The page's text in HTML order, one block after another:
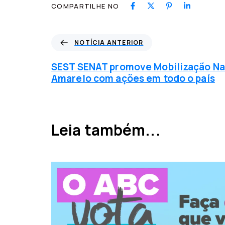
COMPARTILHE NO
t
í
c
n
r
NOTÍCIA ANTERIOR
SEST SENAT promove Mobilização
Amarelo com ações em todo o país
Leia também...